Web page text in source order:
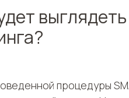
процедуры